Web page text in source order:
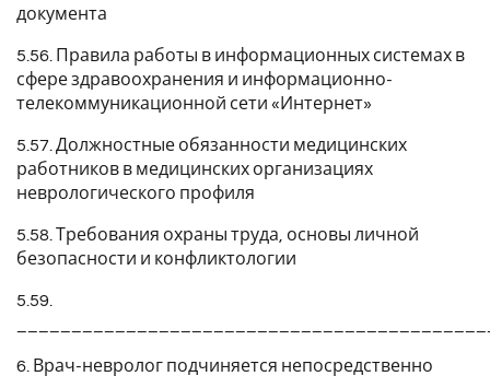
документа
5.56. Правила работы в информационных системах в
сфере здравоохранения и информационно-
телекоммуникационной сети «Интернет»
5.57. Должностные обязанности медицинских
работников в медицинских организациях
неврологического профиля
5.58. Требования охраны труда, основы личной
безопасности и конфликтологии
5.59.
6. Врач-невролог подчиняется непосредственно